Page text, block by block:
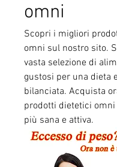
omni
Scopri i migliori
omni sul nostro sito.
vasta selezione di
gustosi per una dieta
bilanciata. Acquista
prodotti dietetici omni
più sana e attiva.